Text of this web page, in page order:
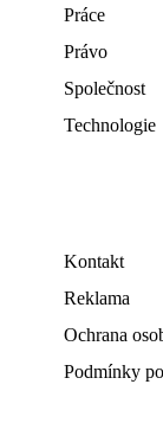
Práce
Právo
Společnost
Technologie
Kontakt
Reklama
Ochrana
Podmínky